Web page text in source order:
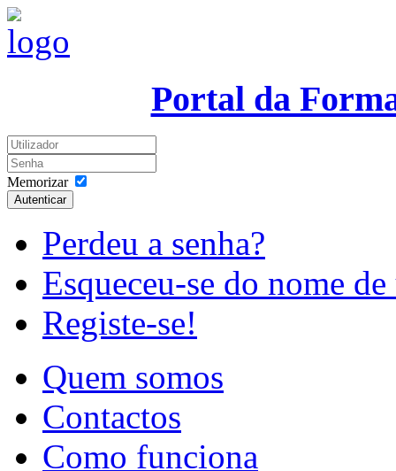
Portal da
Memorizar
Autenticar
Perdeu a senha?
Esqueceu-se do nome
Registe-se!
Quem somos
Contactos
Como funciona